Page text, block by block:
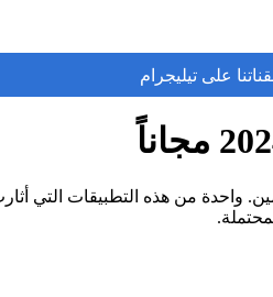
على تيليجرام
واحدة من هذه التطبيقات التي